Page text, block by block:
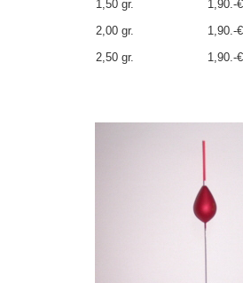
1,50 gr.
1,90.-€
2,00 gr.
1,90.-€
2,50 gr.
1,90.-€